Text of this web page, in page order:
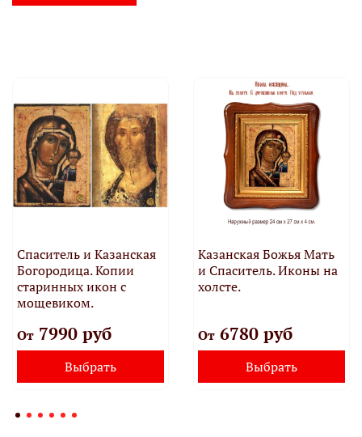
Спаситель и Казанская
Богородица. Копии
старинных икон с
мощевиком.
От7990 руб
Выбрать
Казанская Божья Мать
и Спаситель. Иконы на
холсте.
От6780 руб
Выбрать